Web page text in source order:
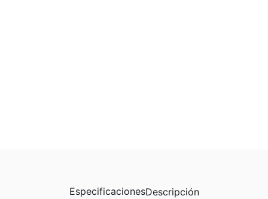
EspecificacionesDescripción